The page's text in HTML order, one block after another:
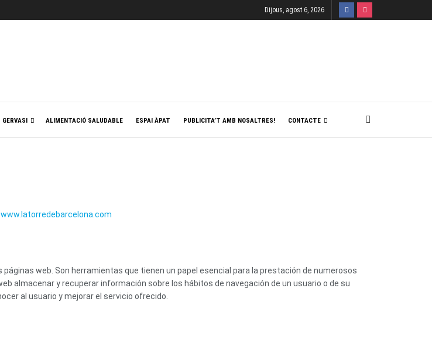
Dijous, agost 6, 2026
ALIMENTACIÓ SALUDABLE ESPAI ÀPAT PUBLICITA’T AMB NOSALTRES! CONTACTE
www.latorredebarcelona.com
web. Son herramientas que tienen un papel esencial para la prestación de numerosos
almacenar y recuperar información sobre los hábitos de navegación de un usuario o de su
al usuario y mejorar el servicio ofrecido.